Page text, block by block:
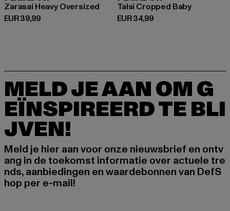
Zarasai Heavy Oversized
EUR 39,99
Huidige prijs: EUR 39,99
Talsi Cropped Baby
EUR 34,99
Huidige prijs: EUR 34,99
MELD JE AAN OM G
EÏNSPIREERD TE BLI
JVEN!
Meld je hier aan voor onze nieuwsbrief en ontv
ang in de toekomst informatie over actuele tre
nds, aanbiedingen en waardebonnen van DefS
hop per e-mail!